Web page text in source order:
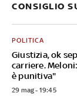
CONSIGLIO
Giustizia, ok
carriere.
è punitiva"
POLITICA
29 mag - 19:45